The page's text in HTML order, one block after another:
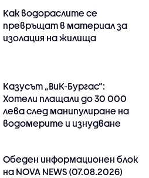
Как водораслите се
превръщат в материал за
изолация на жилища
Казусът „ВиК-Бургас“:
Хотели плащали до 30 000
лева след манипулиране на
водомерите и изнудване
Обеден информационен блок
на NOVA NEWS (07.08.2026)